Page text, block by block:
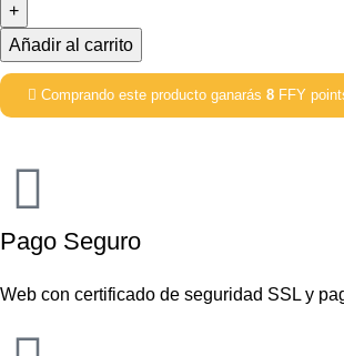
Añadir al carrito
Comprando este producto ganarás 8 FFY
Pago Seguro
Web con certificado de seguridad SSL y